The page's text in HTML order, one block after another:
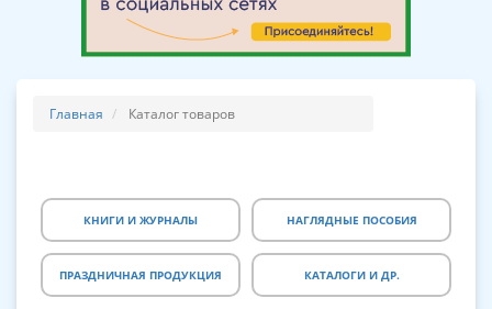
Главная Каталог товаров
КНИГИ И ЖУРНАЛЫ НАГЛЯДНЫЕ ПОСОБИЯ
ПРАЗДНИЧНАЯ ПРОДУКЦИЯ КАТАЛОГИ И ДР.